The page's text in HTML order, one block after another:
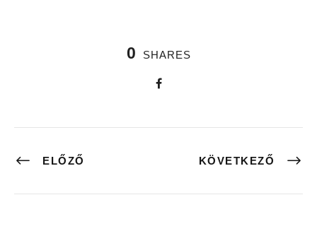
0 SHARES
ELŐZŐ KÖVETKEZŐ